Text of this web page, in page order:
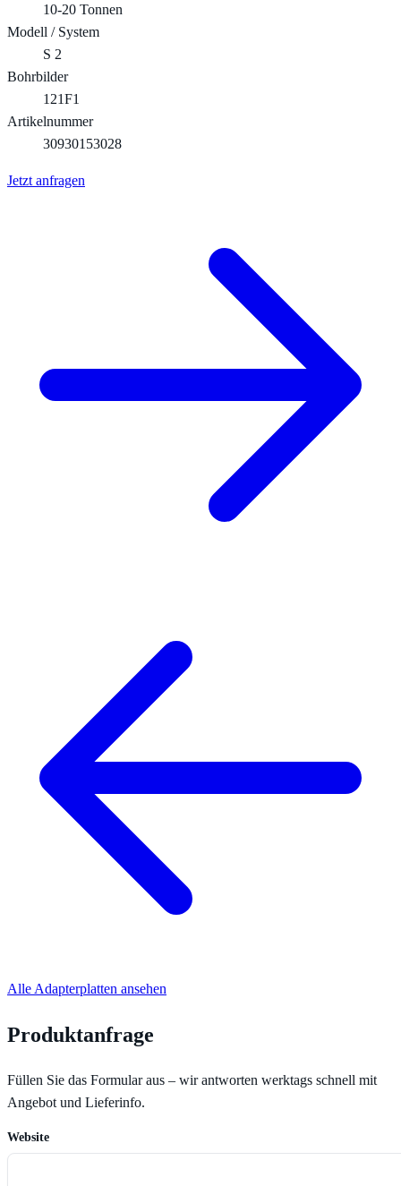
10-20 Tonnen
Modell / System
S 2
Bohrbilder
121F1
Artikelnummer
30930153028
Jetzt anfragen
Alle Adapterplatten ansehen
Produktanfrage
Füllen Sie das Formular aus – wir antworten werktags schnell mit
Angebot und Lieferinfo.
Website